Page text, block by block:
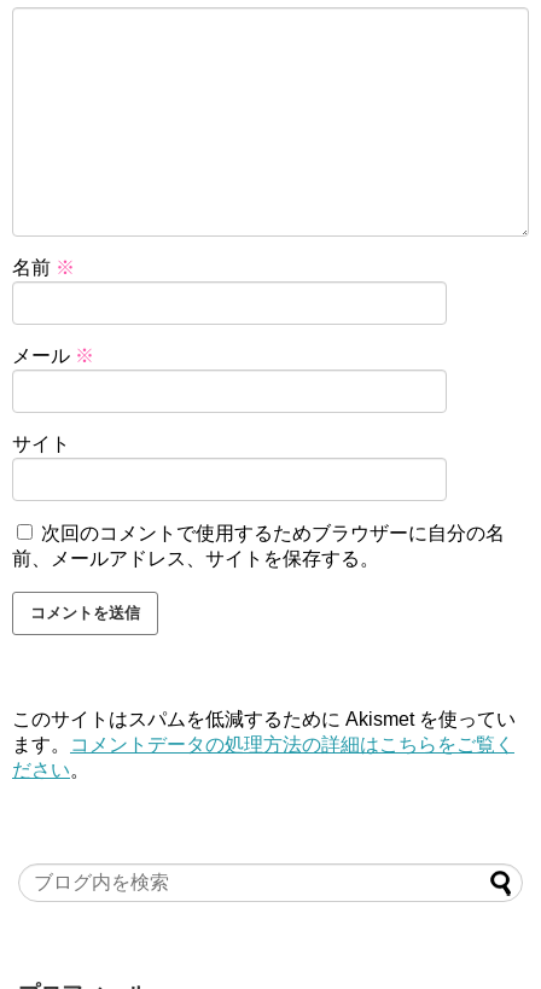
名前 ※
メール ※
サイト
次回のコメントで使用するためブラウザーに自分の名
前、メールアドレス、サイトを保存する。
このサイトはスパムを低減するために Akismet を使ってい
ます。
コメントデータの処理方法の詳細はこちらをご覧く
ださい。